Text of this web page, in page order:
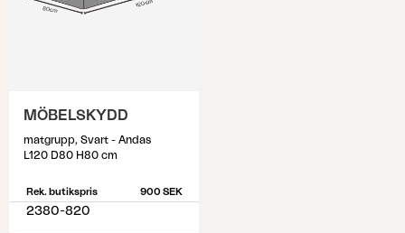
MÖBELSKYDD
matgrupp, Svart - Andas
L120 D80 H80 cm
Rek. butikspris 900 SEK
2380-820